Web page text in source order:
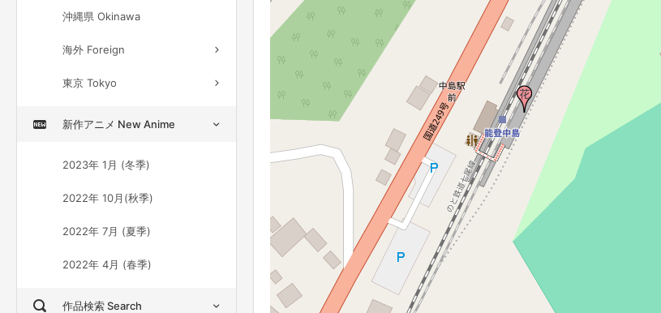
沖縄県 Okinawa
海外 Foreign
東京 Tokyo
新作アニメ New Anime
2023年 1月 (冬季)
2022年 10月(秋季)
2022年 7月 (夏季)
2022年 4月 (春季)
作品検索 Search